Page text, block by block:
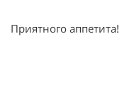
Приятного аппетита!